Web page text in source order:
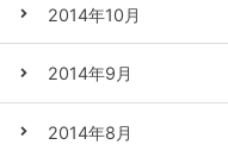
2014年10月
2014年9月
2014年8月